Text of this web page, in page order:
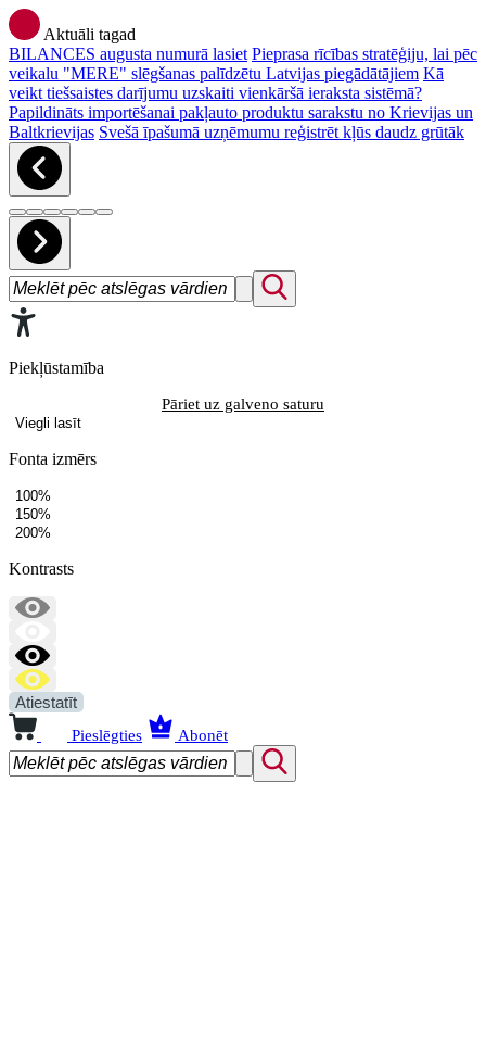
Aktuāli tagad
BILANCES augusta numurā lasiet Pieprasa rīcības stratēģiju, lai pēc
veikalu "MERE" slēgšanas palīdzētu Latvijas piegādātājiem Kā
veikt tiešsaistes darījumu uzskaiti vienkāršā ieraksta sistēmā?
Papildināts importēšanai pakļauto produktu sarakstu no Krievijas un
Baltkrievijas Svešā īpašumā uzņēmumu reģistrēt kļūs daudz grūtāk
Piekļūstamība
Pāriet uz galveno saturu
Viegli lasīt
Fonta izmērs
100%
150%
200%
Kontrasts
Atiestatīt
Pieslēgties Abonēt